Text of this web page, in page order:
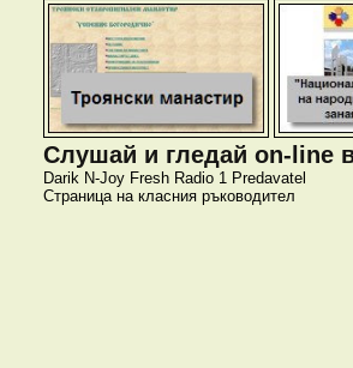
Слушай и гледай on-line
Darik N-Joy Fresh Radio 1 Predavatel
Страница на класния ръководител